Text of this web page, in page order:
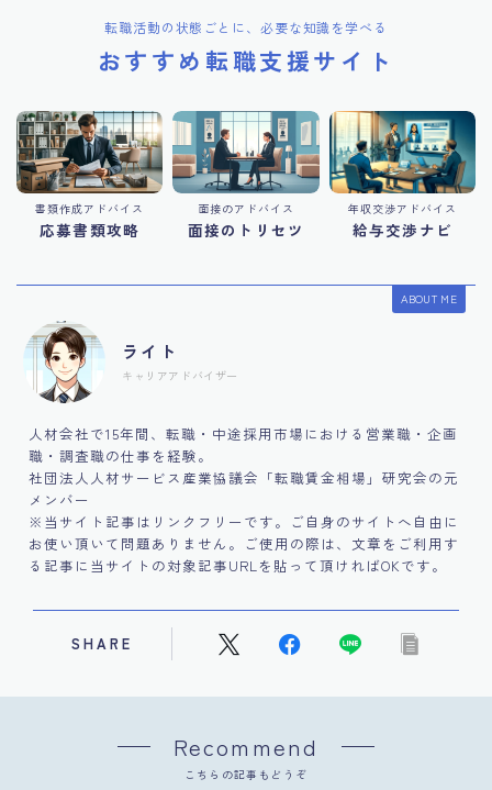
転職活動の状態ごとに、必要な知識を学べる
おすすめ転職支援サイト
書類作成アドバイス
応募書類攻略
面接のアドバイス
面接のトリセツ
年収交渉アドバイス
給与交渉ナビ
ABOUT ME
ライト
キャリアアドバイザー
人材会社で15年間、転職・中途採用市場における営業職・企画
職・調査職の仕事を経験。
社団法人人材サービス産業協議会「転職賃金相場」研究会の元
メンバー
※当サイト記事はリンクフリーです。ご自身のサイトへ自由に
お使い頂いて問題ありません。ご使用の際は、文章をご利用す
る記事に当サイトの対象記事URLを貼って頂ければOKです。
SHARE
Recommend
こちらの記事もどうぞ